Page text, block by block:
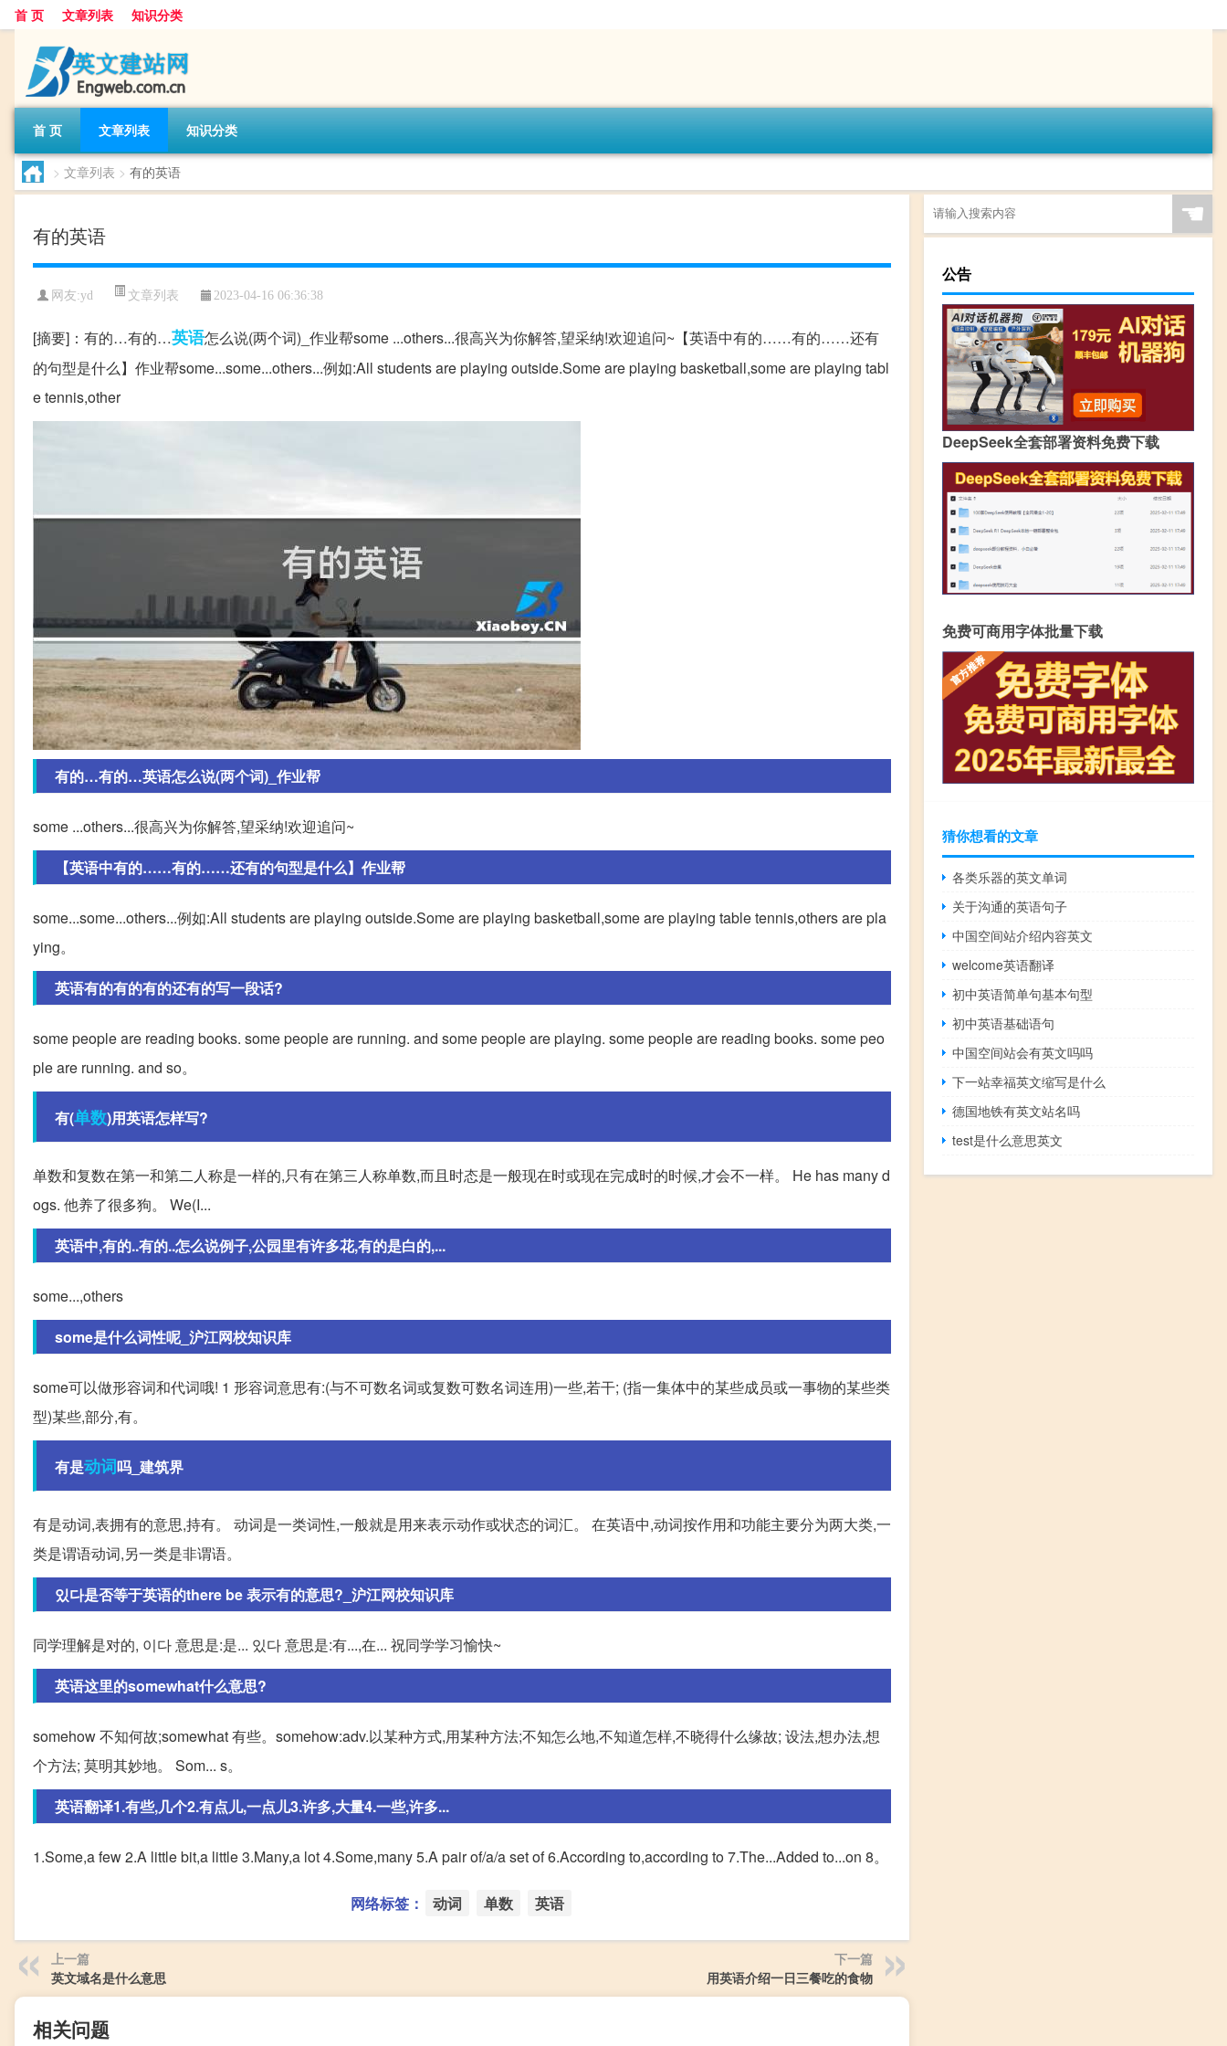
首 页 文章列表 知识分类
首 页 文章列表 知识分类
> 文章列表 > 有的英语
有的英语
网友:yd 文章列表 2023-04-16 06:36:38
[摘要]：有的…有的…英语怎么说(两个词)_作业帮some ...others...很高兴为你解答,望采纳!欢迎追问~【英语中有的……有的……还有
的句型是什么】作业帮some...some...others...例如:All students are playing outside.Some are playing basketball,some are playing tabl
e tennis,other
有的…有的…英语怎么说(两个词)_作业帮
some ...others...很高兴为你解答,望采纳!欢迎追问~
【英语中有的……有的……还有的句型是什么】作业帮
some...some...others...例如:All students are playing outside.Some are playing basketball,some are playing table tennis,others are pla
ying。
英语有的有的有的还有的写一段话?
some people are reading books. some people are running. and some people are playing. some people are reading books. some peo
ple are running. and so。
有(单数)用英语怎样写?
单数和复数在第一和第二人称是一样的,只有在第三人称单数,而且时态是一般现在时或现在完成时的时候,才会不一样。 He has many d
ogs. 他养了很多狗。 We(I...
英语中,有的..有的..怎么说例子,公园里有许多花,有的是白的,...
some...,others
some是什么词性呢_沪江网校知识库
some可以做形容词和代词哦! 1 形容词意思有:(与不可数名词或复数可数名词连用)一些,若干; (指一集体中的某些成员或一事物的某些类
型)某些,部分,有。
有是动词吗_建筑界
有是动词,表拥有的意思,持有。 动词是一类词性,一般就是用来表示动作或状态的词汇。 在英语中,动词按作用和功能主要分为两大类,一
类是谓语动词,另一类是非谓语。
있다是否等于英语的there be 表示有的意思?_沪江网校知识库
同学理解是对的, 이다 意思是:是... 있다 意思是:有...,在... 祝同学学习愉快~
英语这里的somewhat什么意思?
somehow 不知何故;somewhat 有些。somehow:adv.以某种方式,用某种方法;不知怎么地,不知道怎样,不晓得什么缘故; 设法,想办法,想
个方法; 莫明其妙地。 Som... s。
英语翻译1.有些,几个2.有点儿,一点儿3.许多,大量4.一些,许多...
1.Some,a few 2.A little bit,a little 3.Many,a lot 4.Some,many 5.A pair of/a/a set of 6.According to,according to 7.The...Added to...on 8。
网络标签： 动词 单数 英语
上一篇
英文域名是什么意思
下一篇
用英语介绍一日三餐吃的食物
相关问题
☚
公告
DeepSeek全套部署资料免费下载
免费可商用字体批量下载
猜你想看的文章
各类乐器的英文单词
关于沟通的英语句子
中国空间站介绍内容英文
welcome英语翻译
初中英语简单句基本句型
初中英语基础语句
中国空间站会有英文吗吗
下一站幸福英文缩写是什么
德国地铁有英文站名吗
test是什么意思英文